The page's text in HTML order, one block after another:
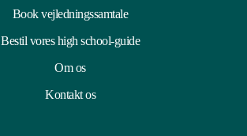
Book vejledningssamtale
Bestil vores high school-guide
Om os
Kontakt os